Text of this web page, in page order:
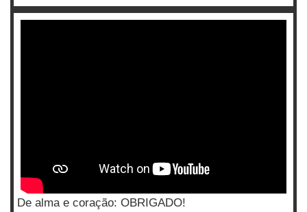
De alma e coração: OBRIGADO!